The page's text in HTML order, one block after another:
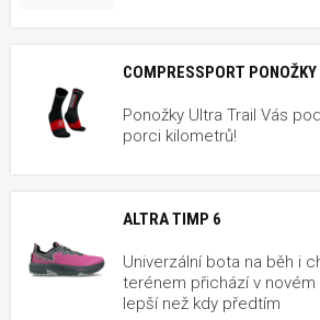
COMPRESSPORT
Ponožky Ultra Trail Vás
porci kilometrů!
ALTRA TIMP 6
Univerzální bota na běh i
terénem přichází v novém
lepší než kdy předtím